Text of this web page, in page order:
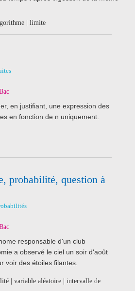
| limite
en justifiant, une expression des
en fonction de n uniquement.
probabilité, question à
responsable d'un club
a observé le ciel un soir d'août
voir des étoiles filantes.
| variable aléatoire | intervalle de